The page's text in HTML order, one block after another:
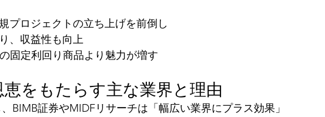
プロジェクトの立ち上げを前倒し
、収益性も向上
固定利回り商品より魅力が増す
をもたらす主な業界と理由
BIMB証券やMIDFリサーチは「幅広い業界にプラス効果」